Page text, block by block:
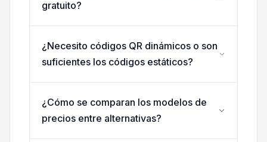
gratuito?
¿Necesito códigos QR dinámicos o son
suficientes los códigos estáticos?
¿Cómo se comparan los modelos de
precios entre alternativas?